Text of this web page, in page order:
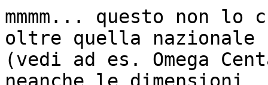
mmmm... questo non
oltre quella nazionale
(vedi ad es. Omega